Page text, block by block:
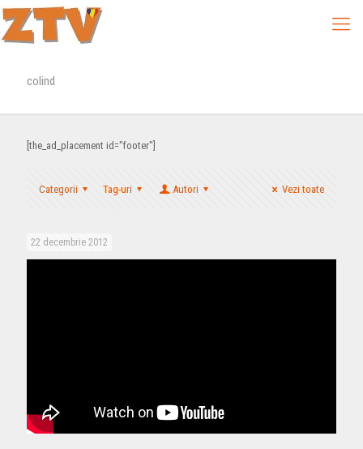
colind
[the_ad_placement id="footer"]
Categorii Tag-uri Autori Vezi toate
22 decembrie 2012